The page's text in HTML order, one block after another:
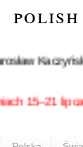
15–21 lipca